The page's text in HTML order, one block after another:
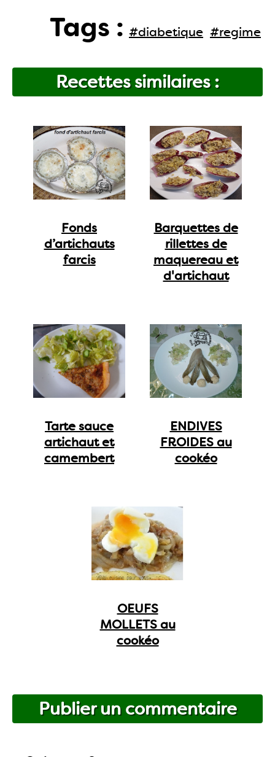
Tags : #diabetique #regime
Recettes similaires :
Fonds
d’artichauts
farcis
Barquettes de
rillettes de
maquereau et
d'artichaut
Tarte sauce
artichaut et
camembert
ENDIVES
FROIDES au
cookéo
OEUFS
MOLLETS au
cookéo
Publier un commentaire